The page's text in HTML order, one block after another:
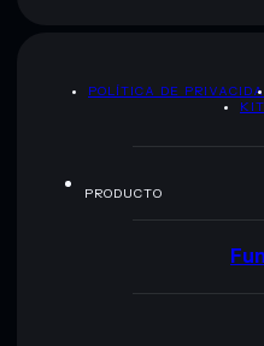
POLÍTICA DE
PRODUCTO